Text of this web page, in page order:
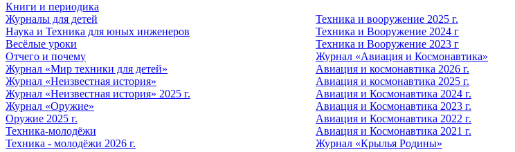
Книги и периодика
Журналы для детей
Наука и Техника для юных инженеров
Весёлые уроки
Отчего и почему
Журнал «Мир техники для детей»
Журнал «Неизвестная история»
Журнал «Неизвестная история» 2025 г.
Журнал «Оружие»
Оружие 2025 г.
Техника-молодёжи
Техника - молодёжи 2026 г.
Техника и вооружение 2025 г.
Техника и Вооружение 2024 г
Техника и Вооружение 2023 г
Журнал «Авиация и Космонавтика»
Авиация и космонавтика 2026 г.
Авиация и космонавтика 2025 г.
Авиация и Космонавтика 2024 г.
Авиация и Космонавтика 2023 г.
Авиация и Космонавтика 2022 г.
Авиация и Космонавтика 2021 г.
Журнал «Крылья Родины»